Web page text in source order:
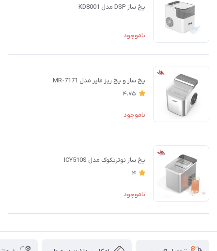
یخ ساز DSP مدل KD8001
ناموجود
یخ ساز و یخ ریز مایر مدل MR-7171
4.75
ناموجود
یخ ساز نوتریکوک مدل ICY510S
4
ناموجود